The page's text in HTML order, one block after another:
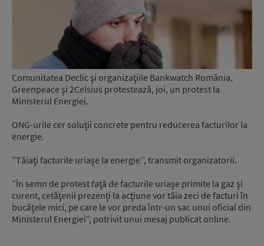
Comunitatea Declic şi organizaţiile Bankwatch România,
Greenpeace şi 2Celsius protestează, joi, un protest la
Ministerul Energiei.
ONG-urile cer soluţii concrete pentru reducerea facturilor la
energie.
”Tăiaţi facturile uriaşe la energie’’, transmit organizatorii.
”În semn de protest faţă de facturile uriaşe primite la gaz şi
curent, cetăţenii prezenţi la acţiune vor tăia zeci de facturi în
bucăţele mici, pe care le vor preda într-un sac unui oficial din
Ministerul Energiei”, potrivit unui mesaj publicat online.